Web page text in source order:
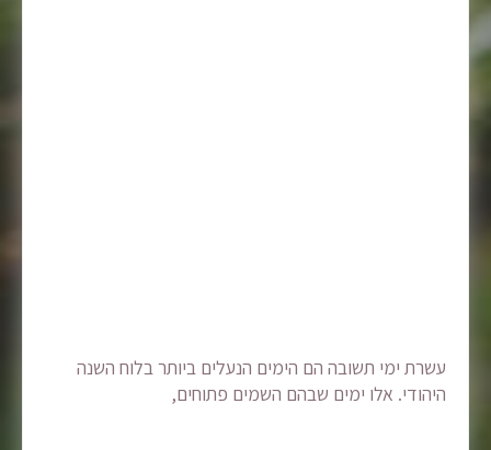
עשרת ימי תשובה הם הימים הנעלים ביותר בלוח השנה
היהודי. אלו ימים שבהם השמים פתוחים,